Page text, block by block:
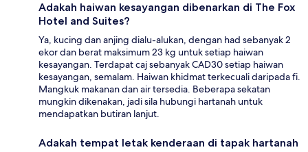
Adakah haiwan kesayangan dibenarkan di The Fox
Hotel and Suites?
Ya, kucing dan anjing dialu-alukan, dengan had sebanyak 2
ekor dan berat maksimum 23 kg untuk setiap haiwan
kesayangan. Terdapat caj sebanyak CAD30 setiap haiwan
kesayangan, semalam. Haiwan khidmat terkecuali daripada fi.
Mangkuk makanan dan air tersedia. Beberapa sekatan
mungkin dikenakan, jadi sila hubungi hartanah untuk
mendapatkan butiran lanjut.
Adakah tempat letak kenderaan di tapak hartanah